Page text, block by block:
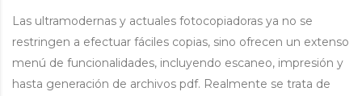
Las ultramodernas y actuales fotocopiadoras ya no se
restringen a efectuar fáciles copias, sino ofrecen un extenso
menú de funcionalidades, incluyendo escaneo, impresión y
hasta generación de archivos pdf. Realmente se trata de